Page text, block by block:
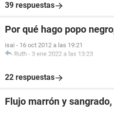
39 respuestas
Por qué hago popo
isai - 16 oct 2012 a las 19:21
Ruth - 3 ene 2022 a las 13:23
22 respuestas
Flujo marrón y